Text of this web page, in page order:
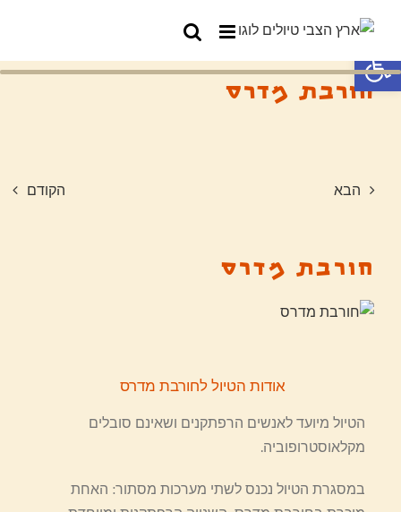
פתח סרגל נגישות
חורבת מדרס
הקודם הבא
חורבת מדרס
אודות הטיול לחורבת מדרס
הטיול מיועד לאנשים הרפתקנים ושאינם סובלים
מקלאוסטרופוביה.
במסגרת הטיול נכנס לשתי מערכות מסתור: האחת